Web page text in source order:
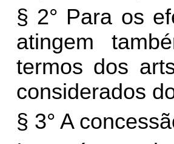
§ 2° Para os
atingem
termos dos
considerados
§ 3° A